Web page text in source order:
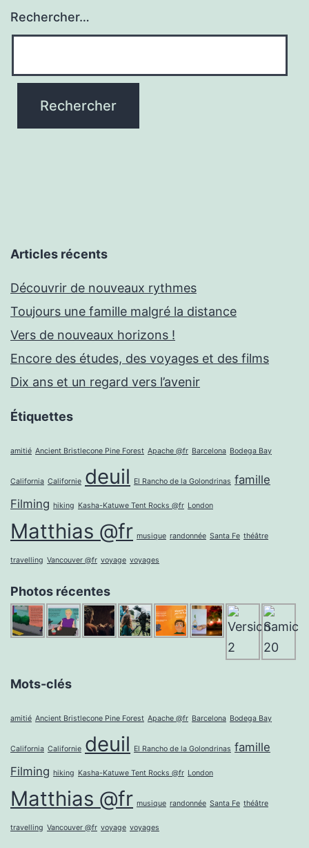
Rechercher…
Articles récents
Découvrir de nouveaux rythmes
Toujours une famille malgré la distance
Vers de nouveaux horizons !
Encore des études, des voyages et des films
Dix ans et un regard vers l’avenir
Étiquettes
amitié Ancient Bristlecone Pine Forest Apache @fr Barcelona Bodega Bay
California Californie deuil El Rancho de la Golondrinas famille
Filming hiking Kasha-Katuwe Tent Rocks @fr London
Matthias @fr musique randonnée Santa Fe théâtre
travelling Vancouver @fr voyage voyages
Photos récentes
Mots-clés
amitié Ancient Bristlecone Pine Forest Apache @fr Barcelona Bodega Bay
California Californie deuil El Rancho de la Golondrinas famille
Filming hiking Kasha-Katuwe Tent Rocks @fr London
Matthias @fr musique randonnée Santa Fe théâtre
travelling Vancouver @fr voyage voyages